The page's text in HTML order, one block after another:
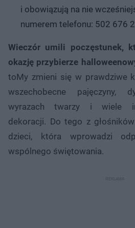
i obowiązują na nie
numerem telefonu: 502 676
Wieczór umili poczęstunek,
okazję przybierze
toMy zmieni się w prawdziwe
wszechobecne pajęczyny,
wyrazach twarzy i wiele
dekoracji. Do tego z
dzieci, która wprowadzi
wspólnego świętowania.